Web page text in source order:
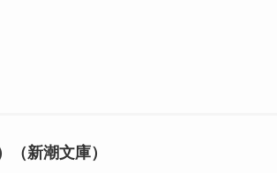
（新潮文庫）